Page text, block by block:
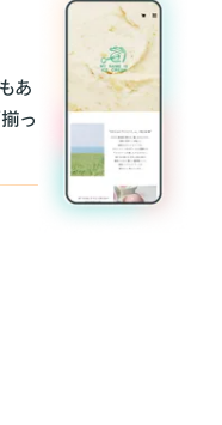
あ
っ